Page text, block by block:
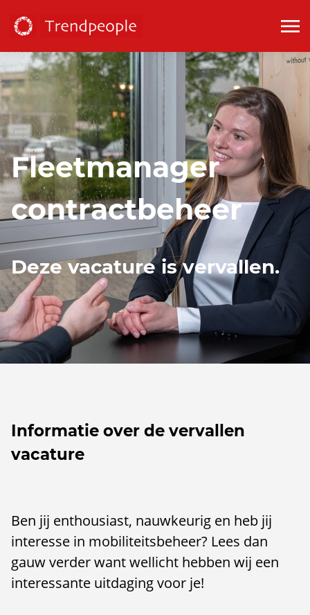
Fleetmanager
contractbeheer
Deze vacature is vervallen.
Informatie over de vervallen
vacature
Ben jij enthousiast, nauwkeurig en heb jij
interesse in mobiliteitsbeheer? Lees dan
gauw verder want wellicht hebben wij een
interessante uitdaging voor je!